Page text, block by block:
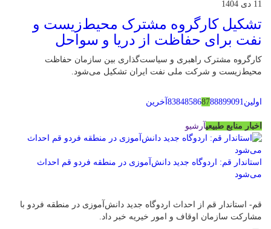
11 دی 1404
تشکیل کارگروه مشترک محیط‌زیست و
نفت برای حفاظت از دریا و سواحل
کارگروه مشترک راهبری و سیاست‌گذاری بین سازمان حفاظت
محیط‌زیست و شرکت ملی نفت ایران تشکیل می‌شود.
اولین 838485868788899091 آخرین
اخبار منابع طبیعیآرشیو
استاندار قم: اردوگاه جدید دانش‌آموزی در منطقه فردو قم احداث
می‌شود
قم- استاندار قم از احداث اردوگاه جدید دانش‌آموزی در منطقه فردو با
مشارکت سازمان اوقاف و امور خیریه خبر داد.